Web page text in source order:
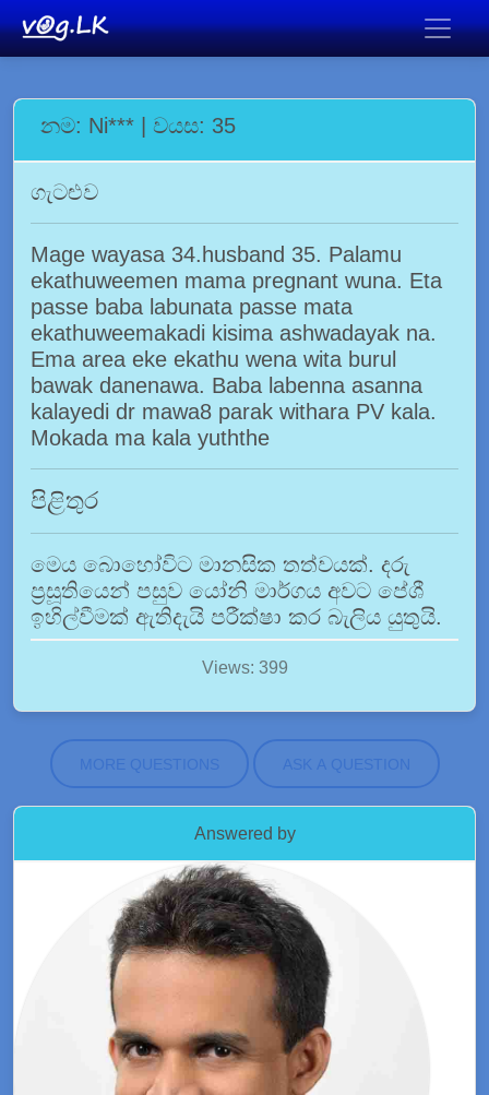
නම: Ni*** | වයස: 35
ගැටළුව
Mage wayasa 34.husband 35. Palamu
ekathuweemen mama pregnant wuna. Eta
passe baba labunata passe mata
ekathuweemakadi kisima ashwadayak na.
Ema area eke ekathu wena wita burul
bawak danenawa. Baba labenna asanna
kalayedi dr mawa8 parak withara PV kala.
Mokada ma kala yuththe
පිළිතුර
මෙය බොහෝවිට මානසික තත්වයක්. දරු
ප්‍රසූතියෙන් පසුව යෝනි මාර්ගය අවට පේශී
ඉහිල්වීමක් ඇතිදැයි පරීක්ෂා කර බැලිය යුතුයි.
Views: 399
MORE QUESTIONS ASK A QUESTION
Answered by